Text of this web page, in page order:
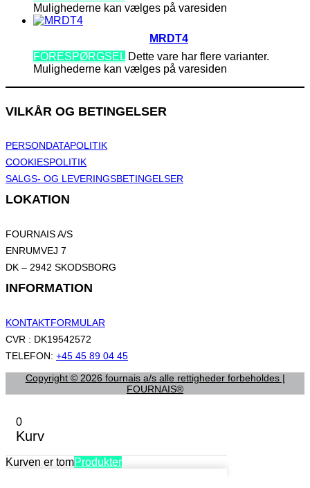
Mulighederne kan vælges på varesiden
MRDT4
FORESPØRGSEL Dette vare har flere varianter.
Mulighederne kan vælges på varesiden
VILKÅR OG BETINGELSER
PERSONDATAPOLITIK
COOKIESPOLITIK
SALGS- OG LEVERINGSBETINGELSER
LOKATION
FOURNAIS A/S
ENRUMVEJ 7
DK – 2942 SKODSBORG
INFORMATION
KONTAKTFORMULAR
CVR : DK19542572
TELEFON: +45 45 89 04 45
Copyright © 2026 fournais a/s alle rettigheder forbeholdes |
FOURNAIS®
0
Kurv
Kurven er tomProdukter